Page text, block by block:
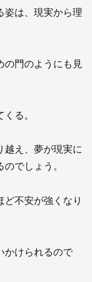
姿は、現実から理
の門のようにも見
る。
越え、夢が現実に
でしょう。
ど不安が強くなり
かけられるので